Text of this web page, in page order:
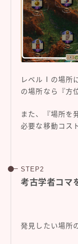
レベルⅠの場所
の場所なら『方
また、『場所を
必要な移動コス
考古学者コマ
発見したい場所